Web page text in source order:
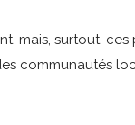
mais, surtout, ces
communautés